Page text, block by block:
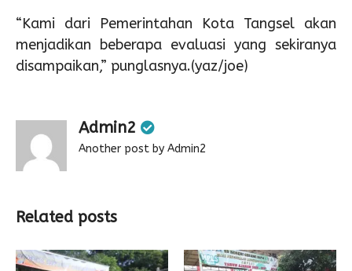
“Kami dari Pemerintahan Kota Tangsel akan
menjadikan beberapa evaluasi yang sekiranya
disampaikan,” punglasnya.(yaz/joe)
Admin2
Another post by Admin2
Related posts